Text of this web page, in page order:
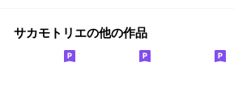
サカモトリエの他の作品